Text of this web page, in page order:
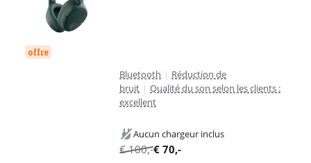
offre
Bluetooth | Réduction de
bruit | Qualité du son selon les clients :
excellent
Aucun chargeur inclus
€100,-€ 70,-